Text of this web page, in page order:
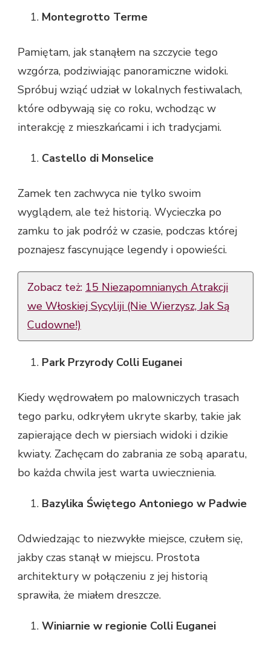
Montegrotto Terme
Pamiętam, jak stanąłem na szczycie tego
wzgórza, podziwiając panoramiczne widoki.
Spróbuj wziąć udział w lokalnych festiwalach,
które odbywają się co roku, wchodząc w
interakcję z mieszkańcami i ich tradycjami.
Castello di Monselice
Zamek ten zachwyca nie tylko swoim
wyglądem, ale też historią. Wycieczka po
zamku to jak podróż w czasie, podczas której
poznajesz fascynujące legendy i opowieści.
Zobacz też: 15 Niezapomnianych Atrakcji
we Włoskiej Sycyliji (Nie Wierzysz, Jak Są
Cudowne!)
Park Przyrody Colli Euganei
Kiedy wędrowałem po malowniczych trasach
tego parku, odkryłem ukryte skarby, takie jak
zapierające dech w piersiach widoki i dzikie
kwiaty. Zachęcam do zabrania ze sobą aparatu,
bo każda chwila jest warta uwiecznienia.
Bazylika Świętego Antoniego w Padwie
Odwiedzając to niezwykłe miejsce, czułem się,
jakby czas stanął w miejscu. Prostota
architektury w połączeniu z jej historią
sprawiła, że miałem dreszcze.
Winiarnie w regionie Colli Euganei